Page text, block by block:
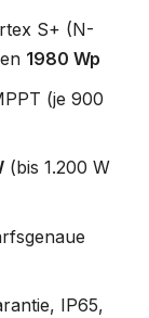
S+ (N-
1980 Wp
(je 900
(bis 1.200 W
IP65,